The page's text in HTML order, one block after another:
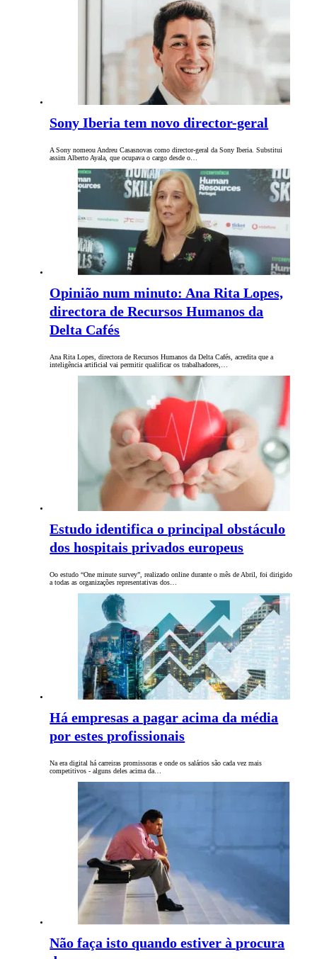
Sony Iberia tem novo director-geral
A Sony nomeou Andreu Casasnovas como director-geral da Sony Iberia. Substitui
assim Alberto Ayala, que ocupava o cargo desde o…
Opinião num minuto: Ana Rita Lopes,
directora de Recursos Humanos da
Delta Cafés
Ana Rita Lopes, directora de Recursos Humanos da Delta Cafés, acredita que a
inteligência artificial vai permitir qualificar os trabalhadores,…
Estudo identifica o principal obstáculo
dos hospitais privados europeus
Oo estudo “One minute survey”, realizado online durante o mês de Abril, foi dirigido
a todas as organizações representativas dos…
Há empresas a pagar acima da média
por estes profissionais
Na era digital há carreiras promissoras e onde os salários são cada vez mais
competitivos - alguns deles acima da…
Não faça isto quando estiver à procura